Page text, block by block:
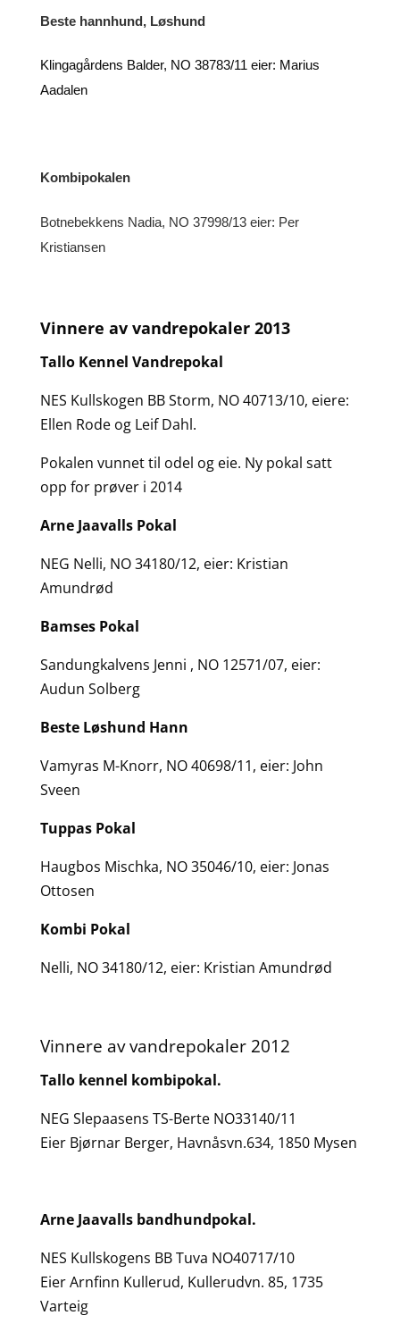
Beste hannhund, Løshund
Klingagårdens Balder, NO 38783/11 eier: Marius
Aadalen
Kombipokalen
Botnebekkens Nadia, NO 37998/13 eier: Per
Kristiansen
Vinnere av vandrepokaler 2013
Tallo Kennel Vandrepokal
NES Kullskogen BB Storm, NO 40713/10, eiere:
Ellen Rode og Leif Dahl.
Pokalen vunnet til odel og eie. Ny pokal satt
opp for prøver i 2014
Arne Jaavalls Pokal
NEG Nelli, NO 34180/12, eier: Kristian
Amundrød
Bamses Pokal
Sandungkalvens Jenni , NO 12571/07, eier:
Audun Solberg
Beste Løshund Hann
Vamyras M-Knorr, NO 40698/11, eier: John
Sveen
Tuppas Pokal
Haugbos Mischka, NO 35046/10, eier: Jonas
Ottosen
Kombi Pokal
Nelli, NO 34180/12, eier: Kristian Amundrød
Vinnere av vandrepokaler 2012
Tallo kennel kombipokal.
NEG Slepaasens TS-Berte NO33140/11
Eier Bjørnar Berger, Havnåsvn.634, 1850 Mysen
Arne Jaavalls bandhundpokal.
NES Kullskogens BB Tuva NO40717/10
Eier Arnfinn Kullerud, Kullerudvn. 85, 1735
Varteig